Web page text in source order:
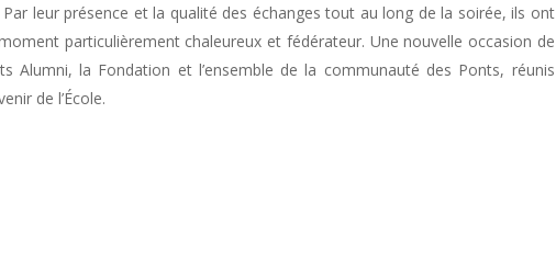
leur présence et la qualité des échanges tout au long de la soirée, ils ont
particulièrement chaleureux et fédérateur. Une nouvelle occasion de
Alumni, la Fondation et l’ensemble de la communauté des Ponts, réunis
de l’École.